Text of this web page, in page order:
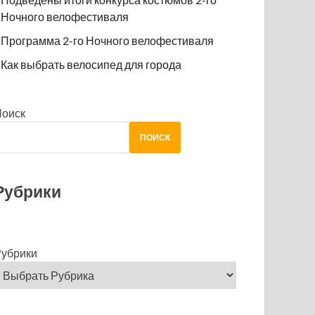
Ночного велофестиваля
Программа 2-го Ночного велофестиваля
Как выбрать велосипед для города
ПОИСК